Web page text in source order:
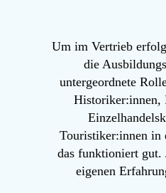
Um im Vertrieb
die
untergeordnete
Historiker:innen,
Touristiker:innen in
das funktioniert gut.
eigenen